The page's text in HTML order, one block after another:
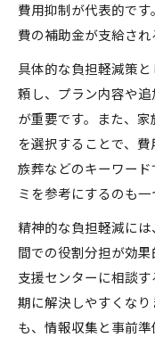
費用抑制が代表的で
費の補助金が支給され
具体的な負担軽減策
頼し、プラン内容や
が重要です。また、
を選択することで、
族葬などのキーワー
ミを参考にするのも一
精神的な負担軽減に
間での役割分担が効
支援センターに相談
期に解決しやすくな
も、情報収集と事前準